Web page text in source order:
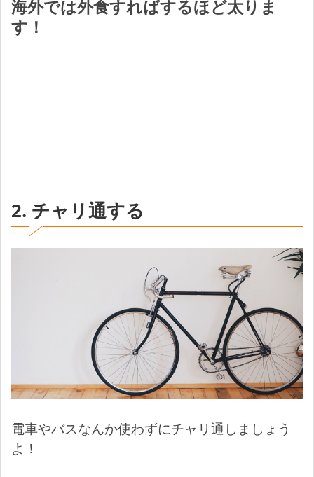
海外では外食すればするほど太りま
す！
2. チャリ通する
電車やバスなんか使わずにチャリ通しましょう
よ！